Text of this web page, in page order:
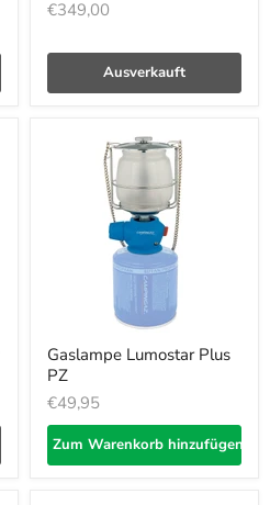
€349,00
Ausverkauft
Gaslampe Lumostar Plus
PZ
€49,95
Zum Warenkorb hinzufügen